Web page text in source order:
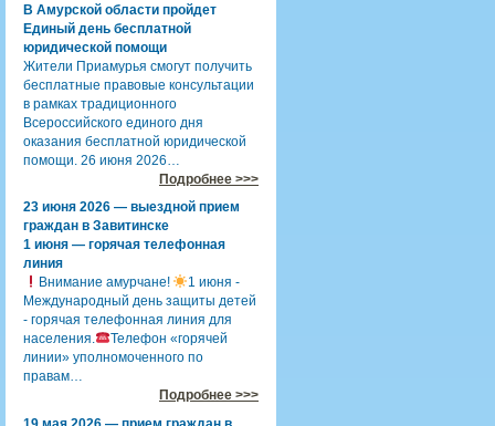
В Амурской области пройдет
Единый день бесплатной
юридической помощи
Жители Приамурья смогут получить
бесплатные правовые консультации
в рамках традиционного
Всероссийского единого дня
оказания бесплатной юридической
помощи. 26 июня 2026…
Подробнее >>>
23 июня 2026 — выездной прием
граждан в Завитинске
1 июня — горячая телефонная
линия
Внимание амурчане!
1 июня -
Международный день защиты детей
- горячая телефонная линия для
населения.
Телефон «горячей
линии» уполномоченного по
правам…
Подробнее >>>